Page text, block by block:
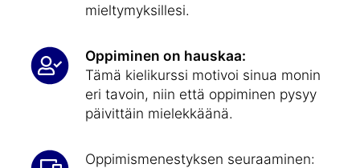
mieltymyksillesi.
Oppiminen on hauskaa:
Tämä kielikurssi motivoi sinua monin
eri tavoin, niin että oppiminen pysyy
päivittäin mielekkäänä.
Oppimismenestyksen seuraaminen: